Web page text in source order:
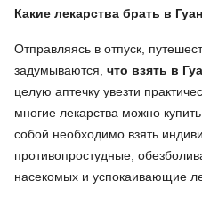
Какие лекарства брать в
Отправляясь в отпуск,
задумываются, что взять в
целую аптечку увезти
многие лекарства можно
собой необходимо взять
противопростудные,
насекомых и успокаивающие